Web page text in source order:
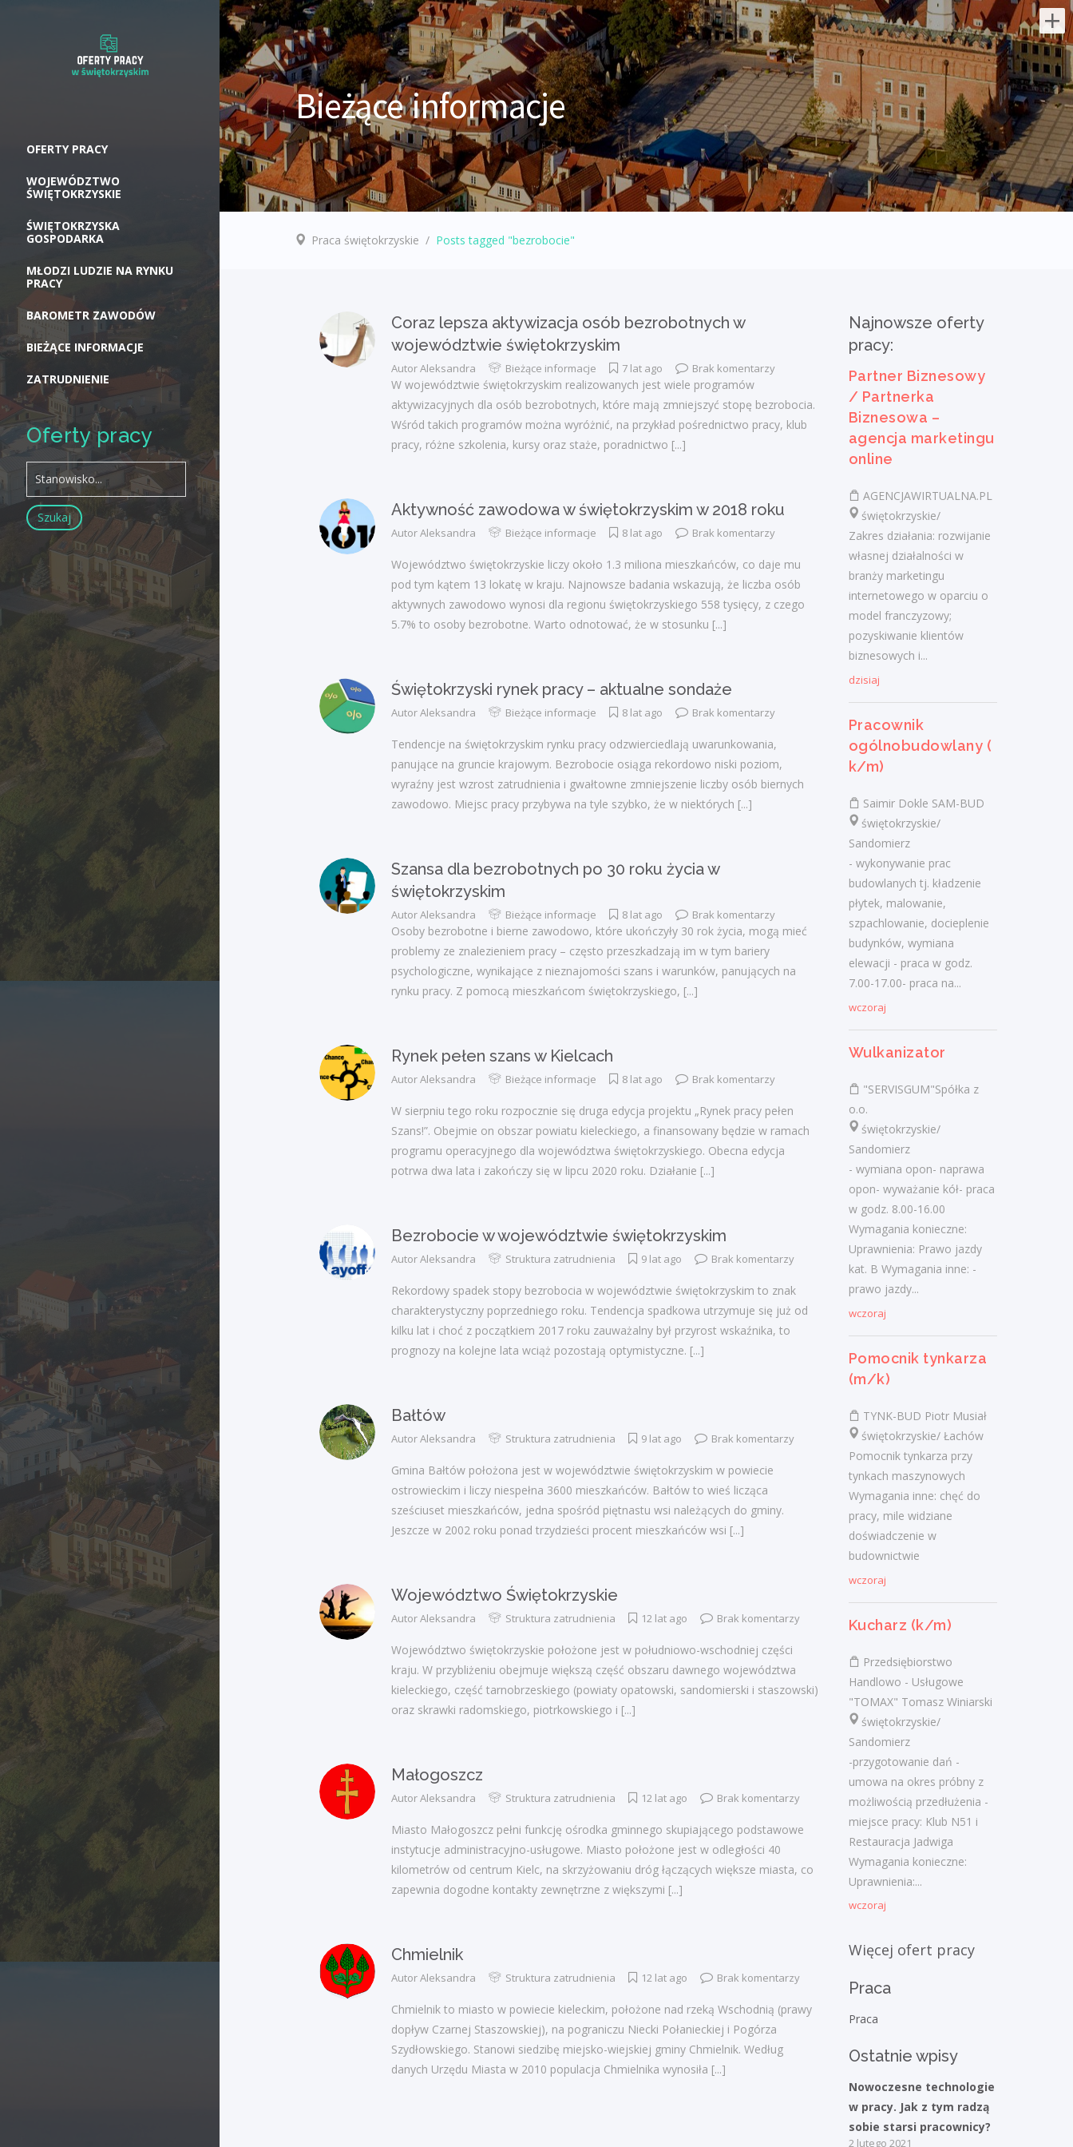
Najnowsze oferty pracy:
Partner Biznesowy /
Partnerka Biznesowa –
agencja marketingu online
AGENCJAWIRTUALNA.PL
świętokrzyskie/
Zakres działania: rozwijanie własnej
działalności w branży marketingu
Pracownik ogólnobudowlany (
k/m)
Saimir Dokle SAM-BUD
świętokrzyskie/ Sandomierz
- wykonywanie prac budowlanych tj.
kładzenie płytek, malowanie,
szpachlowanie, docieplenie budynków,
wymiana elewacji - praca w godz. 7.00-
17.00- praca na...
wczoraj
Wulkanizator
"SERVISGUM"Spółka z o.o.
świętokrzyskie/ Sandomierz
- wymiana opon- naprawa opon-
wyważanie kół- praca w godz. 8.00-16.00
Wymagania konieczne: Uprawnienia:
Prawo jazdy kat. B Wymagania inne: -
prawo jazdy...
Pomocnik tynkarza (m/k)
TYNK-BUD Piotr Musiał
świętokrzyskie/ Łachów
Pomocnik tynkarza przy tynkach
maszynowych Wymagania inne: chęć do
pracy, mile widziane doświadczenie w
budownictwie
wczoraj
Przedsiębiorstwo Handlowo - Usługowe
"TOMAX" Tomasz Winiarski
świętokrzyskie/ Sandomierz
próbny z możliwością przedłużenia -
miejsce pracy: Klub N51 i Restauracja
Jadwiga Wymagania konieczne:
Uprawnienia:...
wczoraj
Więcej ofert pracy
Praca
Ostatnie wpisy
Nowoczesne technologie w pracy. Jak
z tym radzą sobie starsi pracownicy?
2 lutego 2021
Jak zmienić pracę fizyczną na biurową?
brakuje wykwalifikowanych murarzy
12 grudnia 2020
Dobry lider, czyli jaki?
10 listopada 2020
Mobilny, elastyczny i nastawiony na
rozwój – czy to ideał pracownika?
19 października 2020
Najnowsze komentarze
admin -Obcokrajowcy w
świętokrzyskim
-Obcokrajowcy w
świętokrzyskim
niepełnosprawnych w świętokrzyskim
czytelnik-Aktywizacja zawodowa osób
województwie świętokrzyskim
Kategorie
OFERTY PRACY
WOJEWÓDZTWO
ŚWIĘTOKRZYSKIE
ŚWIĘTOKRZYSKA
GOSPODARKA
MŁODZI LUDZIE NA RYNKU
PRACY
BAROMETR ZAWODÓW
BIEŻĄCE INFORMACJE
ZATRUDNIENIE
Oferty pracy
Bieżące informacje
Praca świętokrzyskie / Posts tagged "bezrobocie"
Coraz lepsza aktywizacja osób bezrobotnych w
województwie świętokrzyskim
AutorAleksandra Bieżące informacje 7 lat ago Brak komentarzy
W województwie świętokrzyskim realizowanych jest wiele programów
aktywizacyjnych dla osób bezrobotnych, które mają zmniejszyć stopę bezrobocia.
Wśród takich programów można wyróżnić, na przykład pośrednictwo pracy, klub
pracy, różne szkolenia, kursy oraz staże, poradnictwo [...]
Aktywność zawodowa w świętokrzyskim w 2018 roku
AutorAleksandra Bieżące informacje 8 lat ago Brak komentarzy
Województwo świętokrzyskie liczy około 1.3 miliona mieszkańców, co daje mu
pod tym kątem 13 lokatę w kraju. Najnowsze badania wskazują, że liczba osób
aktywnych zawodowo wynosi dla regionu świętokrzyskiego 558 tysięcy, z czego
5.7% to osoby bezrobotne. Warto odnotować, że w stosunku [...]
Świętokrzyski rynek pracy – aktualne sondaże
AutorAleksandra Bieżące informacje 8 lat ago Brak komentarzy
Tendencje na świętokrzyskim rynku pracy odzwierciedlają uwarunkowania,
panujące na gruncie krajowym. Bezrobocie osiąga rekordowo niski poziom,
wyraźny jest wzrost zatrudnienia i gwałtowne zmniejszenie liczby osób biernych
zawodowo. Miejsc pracy przybywa na tyle szybko, że w niektórych [...]
Szansa dla bezrobotnych po 30 roku życia w
świętokrzyskim
AutorAleksandra Bieżące informacje 8 lat ago Brak komentarzy
Osoby bezrobotne i bierne zawodowo, które ukończyły 30 rok życia, mogą mieć
problemy ze znalezieniem pracy – często przeszkadzają im w tym bariery
psychologiczne, wynikające z nieznajomości szans i warunków, panujących na
rynku pracy. Z pomocą mieszkańcom świętokrzyskiego, [...]
Rynek pełen szans w Kielcach
AutorAleksandra Bieżące informacje 8 lat ago Brak komentarzy
W sierpniu tego roku rozpocznie się druga edycja projektu „Rynek pracy pełen
Szans!”. Obejmie on obszar powiatu kieleckiego, a finansowany będzie w ramach
programu operacyjnego dla województwa świętokrzyskiego. Obecna edycja
potrwa dwa lata i zakończy się w lipcu 2020 roku. Działanie [...]
Bezrobocie w województwie świętokrzyskim
AutorAleksandra Struktura zatrudnienia 9 lat ago Brak komentarzy
Rekordowy spadek stopy bezrobocia w województwie świętokrzyskim to znak
charakterystyczny poprzedniego roku. Tendencja spadkowa utrzymuje się już od
kilku lat i choć z początkiem 2017 roku zauważalny był przyrost wskaźnika, to
prognozy na kolejne lata wciąż pozostają optymistyczne. [...]
Bałtów
AutorAleksandra Struktura zatrudnienia 9 lat ago Brak komentarzy
Gmina Bałtów położona jest w województwie świętokrzyskim w powiecie
ostrowieckim i liczy niespełna 3600 mieszkańców. Bałtów to wieś licząca
sześciuset mieszkańców, jedna spośród piętnastu wsi należących do gminy.
Jeszcze w 2002 roku ponad trzydzieści procent mieszkańców wsi [...]
Województwo Świętokrzyskie
AutorAleksandra Struktura zatrudnienia 12 lat ago Brak komentarzy
Województwo świętokrzyskie położone jest w południowo-wschodniej części
kraju. W przybliżeniu obejmuje większą część obszaru dawnego województwa
kieleckiego, część tarnobrzeskiego (powiaty opatowski, sandomierski i staszowski)
oraz skrawki radomskiego, piotrkowskiego i [...]
Małogoszcz
AutorAleksandra Struktura zatrudnienia 12 lat ago Brak komentarzy
Miasto Małogoszcz pełni funkcję ośrodka gminnego skupiającego podstawowe
instytucje administracyjno-usługowe. Miasto położone jest w odległości 40
kilometrów od centrum Kielc, na skrzyżowaniu dróg łączących większe miasta, co
zapewnia dogodne kontakty zewnętrzne z większymi [...]
Chmielnik
AutorAleksandra Struktura zatrudnienia 12 lat ago Brak komentarzy
Chmielnik to miasto w powiecie kieleckim, położone nad rzeką Wschodnią (prawy
dopływ Czarnej Staszowskiej), na pograniczu Niecki Połanieckiej i Pogórza
Szydłowskiego. Stanowi siedzibę miejsko-wiejskiej gminy Chmielnik. Według
danych Urzędu Miasta w 2010 populacja Chmielnika wynosiła [...]
Najnowsze oferty
pracy:
Partner Biznesowy
/ Partnerka
Biznesowa –
agencja marketingu
online
AGENCJAWIRTUALNA.PL
świętokrzyskie/
Zakres działania: rozwijanie
własnej działalności w
branży marketingu
internetowego w oparciu o
model franczyzowy;
pozyskiwanie klientów
biznesowych i...
dzisiaj
Pracownik
ogólnobudowlany (
k/m)
Saimir Dokle SAM-BUD
świętokrzyskie/
Sandomierz
- wykonywanie prac
budowlanych tj. kładzenie
płytek, malowanie,
szpachlowanie, docieplenie
budynków, wymiana
elewacji - praca w godz.
7.00-17.00- praca na...
wczoraj
Wulkanizator
"SERVISGUM"Spółka z
o.o.
świętokrzyskie/
Sandomierz
- wymiana opon- naprawa
opon- wyważanie kół- praca
w godz. 8.00-16.00
Wymagania konieczne:
Uprawnienia: Prawo jazdy
kat. B Wymagania inne: -
prawo jazdy...
wczoraj
Pomocnik tynkarza
(m/k)
TYNK-BUD Piotr Musiał
świętokrzyskie/ Łachów
Pomocnik tynkarza przy
tynkach maszynowych
Wymagania inne: chęć do
pracy, mile widziane
doświadczenie w
budownictwie
wczoraj
Kucharz (k/m)
Przedsiębiorstwo
Handlowo - Usługowe
"TOMAX" Tomasz Winiarski
świętokrzyskie/
Sandomierz
-przygotowanie dań -
umowa na okres próbny z
możliwością przedłużenia -
miejsce pracy: Klub N51 i
Restauracja Jadwiga
Wymagania konieczne:
Uprawnienia:...
wczoraj
Więcej ofert pracy
Praca
Praca
Ostatnie wpisy
Nowoczesne technologie
w pracy. Jak z tym radzą
sobie starsi pracownicy?
2 lutego 2021